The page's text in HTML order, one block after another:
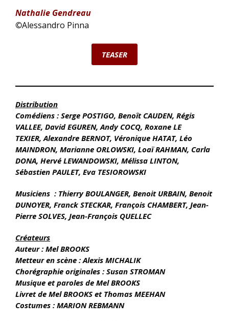
Nathalie Gendreau
©Alessandro Pinna
TEASER
Distribution
Comédiens : Serge POSTIGO, Benoît CAUDEN, Régis
VALLEE, David EGUREN, Andy COCQ, Roxane LE
TEXIER,Alexandre BERNOT, Véronique HATAT, Léo
MAINDRON, Marianne ORLOWSKI, Loaï RAHMAN, Carla
DONA, Hervé LEWANDOWSKI, Mélissa LINTON,
Sébastien PAULET, Eva TESIOROWSKI
Musiciens : Thierry BOULANGER, Benoit URBAIN, Benoit
DUNOYER, Franck STECKAR, François CHAMBERT, Jean-
Pierre SOLVES, Jean-François QUELLEC
Créateurs
Auteur : Mel BROOKS
Metteur en scène : Alexis MICHALIK
Chorégraphie originales : Susan STROMAN
Musique et paroles de Mel BROOKS
Livret de Mel BROOKS et Thomas MEEHAN
Costumes : MARION REBMANN